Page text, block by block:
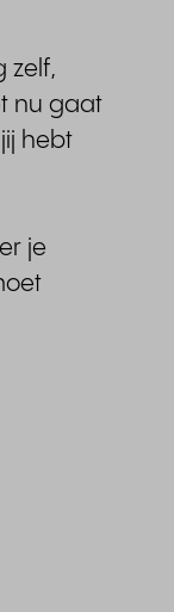
zelf,
nu gaat
hebt
je